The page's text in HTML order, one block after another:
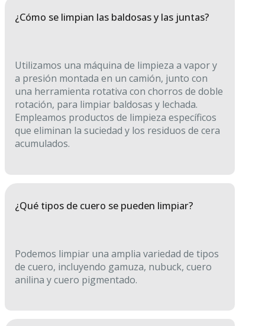
¿Cómo se limpian las baldosas y las juntas?
Utilizamos una máquina de limpieza a vapor y
a presión montada en un camión, junto con
una herramienta rotativa con chorros de doble
rotación, para limpiar baldosas y lechada.
Empleamos productos de limpieza específicos
que eliminan la suciedad y los residuos de cera
acumulados.
¿Qué tipos de cuero se pueden limpiar?
Podemos limpiar una amplia variedad de tipos
de cuero, incluyendo gamuza, nubuck, cuero
anilina y cuero pigmentado.